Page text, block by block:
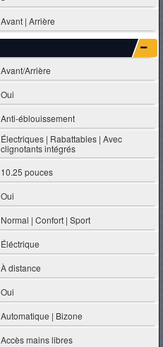
Avant | Arrière
Avant/Arrière
Oui
Anti-éblouissement
Électriques | Rabattables | Avec
clignotants intégrés
10.25 pouces
Oui
Normal | Confort | Sport
Éléctrique
À distance
Oui
Automatique | Bizone
Accès mains libres